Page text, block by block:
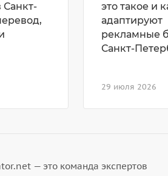
Санкт-
29 июля 2026
это такое и
адаптируют
рекламные
Санкт-
— это команда экспертов